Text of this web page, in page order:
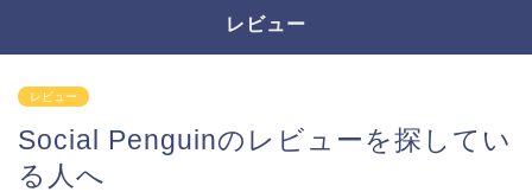
レビュー
レビュー
Social Penguinのレビューを探してい
る人へ